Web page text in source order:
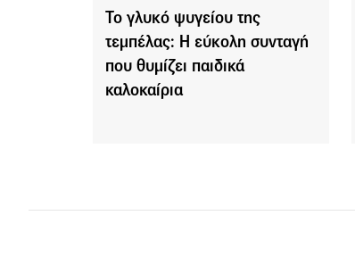
Το γλυκό ψυγείου της
τεμπέλας: Η εύκολη συνταγή
που θυμίζει παιδικά
καλοκαίρια